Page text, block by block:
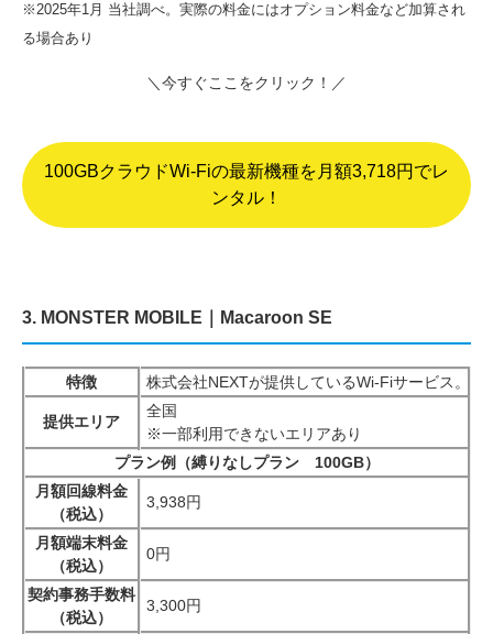
※2025年1月 当社調べ。実際の料金にはオプション料金など加算され
る場合あり
＼今すぐここをクリック！／
100GBクラウドWi-Fiの最新機種を月額3,718円でレ
ンタル！
3. MONSTER MOBILE｜Macaroon SE
特徴 株式会社NEXTが提供しているWi-Fiサービス。
提供エリア
全国
※一部利用できないエリアあり
プラン例（縛りなしプラン 100GB）
月額回線料金
（税込）
3,938円
月額端末料金
（税込）
0円
契約事務手数料
（税込）
3,300円